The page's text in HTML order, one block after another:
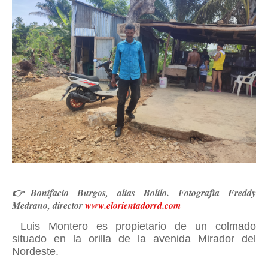
👉Bonifacio Burgos, alias Bolilo. Fotografía Freddy
Medrano, directorwww.elorientadorrd.com
Luis Montero es propietario de un colmado
situado en la orilla de la avenida Mirador del
Nordeste.